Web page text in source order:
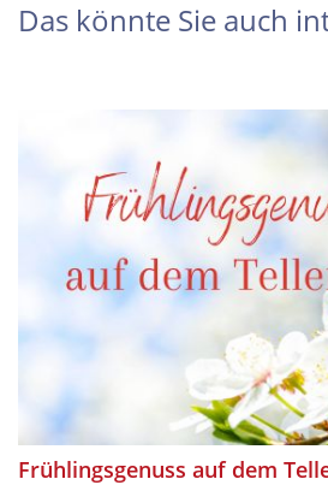
Das könnte Sie auch
Frühlingsgenuss auf dem